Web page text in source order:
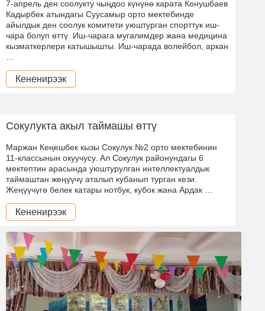
7-апрель ден соолукту чыӊдоо күнүнө карата Конушбаев
Кадырбек атындагы Суусамыр орто мектебинде
айылдык ден соолук комитети уюштурган спорттук иш-
чара болуп өттү. Иш-чарага мугалимдер жана медицина
кызматкерлери катышышты. Иш-чарада волейбол, аркан
Кененирээк
Сокулукта акыл таймашы өттү
Маржан Кеңешбек кызы Сокулук №2 орто мектебинин
11-классынын окуучусу. Ал Сокулук районундагы 6
мектептин арасында уюштурулган интеллектуалдык
таймаштан жеңүүчү аталып кубанып турган кези.
Жеңүүчүгө белек катары нотбук, кубок жана Ардак …
Кененирээк